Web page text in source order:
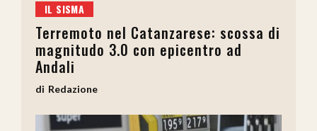
IL SISMA
Terremoto nel Catanzarese: scossa di
magnitudo 3.0 con epicentro ad
Andali
Redazione